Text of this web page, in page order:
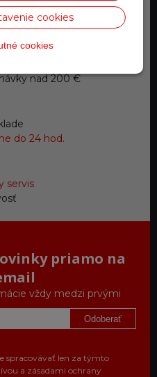
cookies
cookies
objednávky
nad 200 €
do 24 hod.
servis
priamo na
vždy medzi prvými
Odoberať
spracovávať len za týmto
a zásadami ochrany